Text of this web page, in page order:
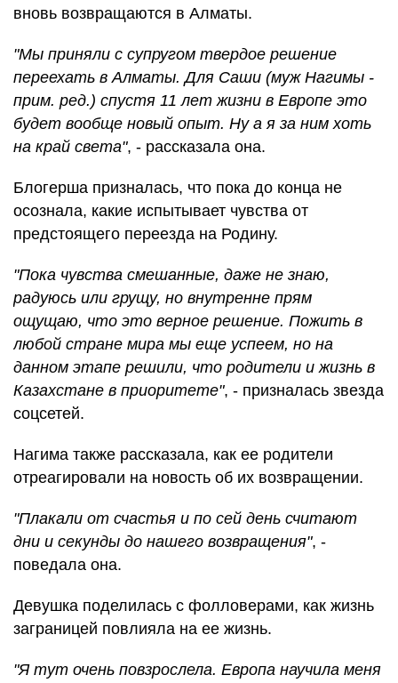
вновь возвращаются в Алматы.
"Мы приняли с супругом твердое решение
переехать в Алматы. Для Саши (муж Нагимы -
прим. ред.) спустя 11 лет жизни в Европе это
будет вообще новый опыт. Ну а я за ним хоть
на край света", - рассказала она.
Блогерша призналась, что пока до конца не
осознала, какие испытывает чувства от
предстоящего переезда на Родину.
"Пока чувства смешанные, даже не знаю,
радуюсь или грущу, но внутренне прям
ощущаю, что это верное решение. Пожить в
любой стране мира мы еще успеем, но на
данном этапе решили, что родители и жизнь в
Казахстане в приоритете", - призналась звезда
соцсетей.
Нагима также рассказала, как ее родители
отреагировали на новость об их возвращении.
"Плакали от счастья и по сей день считают
дни и секунды до нашего возвращения", -
поведала она.
Девушка поделилась с фолловерами, как жизнь
заграницей повлияла на ее жизнь.
"Я тут очень повзрослела. Европа научила меня